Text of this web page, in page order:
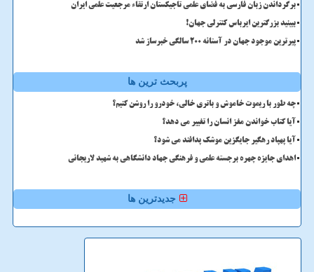
برگرداندن زبان فارسی به فضای علمی تاجیکستان ارتقاء مرجعیت علمی ایران
ببینید بزرگترین ایرباس کنترلی جهان!
پیرترین موجود جهان در آستانه ۲۰۰ سالگی خبرساز شد
پربحث ترین ها
چه طور با ریموت خاموش و باتری خالی، خودرو را روشن کنیم؟
آیا کتاب خواندن مغز انسان را تغییر می دهد؟
آیا پهپاد رهگیر جایگزین موشک پدافند می شود؟
اهدای جایزه چهره برجسته علمی و فرهنگی جهاد دانشگاهی به شهید لاریجانی
جدیدترین ها